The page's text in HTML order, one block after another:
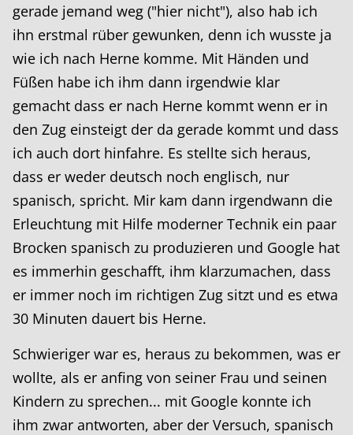
gerade jemand weg ("hier nicht"), also hab ich
ihn erstmal rüber gewunken, denn ich wusste ja
wie ich nach Herne komme. Mit Händen und
Füßen habe ich ihm dann irgendwie klar
gemacht dass er nach Herne kommt wenn er in
den Zug einsteigt der da gerade kommt und dass
ich auch dort hinfahre. Es stellte sich heraus,
dass er weder deutsch noch englisch, nur
spanisch, spricht. Mir kam dann irgendwann die
Erleuchtung mit Hilfe moderner Technik ein paar
Brocken spanisch zu produzieren und Google hat
es immerhin geschafft, ihm klarzumachen, dass
er immer noch im richtigen Zug sitzt und es etwa
30 Minuten dauert bis Herne.
Schwieriger war es, heraus zu bekommen, was er
wollte, als er anfing von seiner Frau und seinen
Kindern zu sprechen... mit Google konnte ich
ihm zwar antworten, aber der Versuch, spanisch